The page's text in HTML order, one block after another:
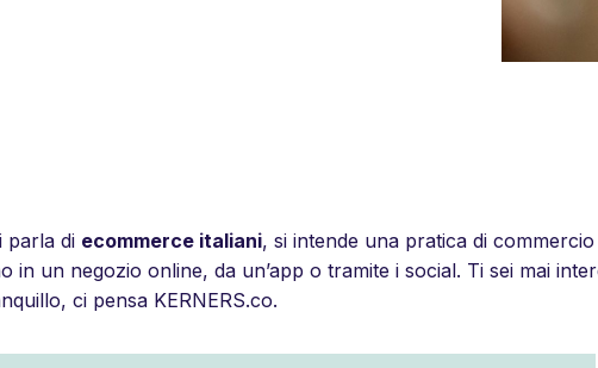
parla di ecommerce italiani, si intende una pratica di
in un negozio online, da un’app o tramite i social. Ti sei mai
ci pensa KERNERS.co.